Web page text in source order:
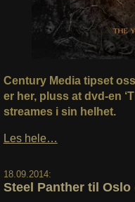
Century Media tipset
er her, pluss at dvd-en
streames i sin helhet.
Les hele…
18.09.2014:
Steel Panther til Oslo